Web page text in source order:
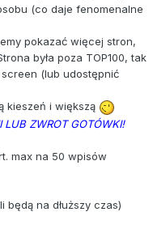
(co daje fenomenalne
pokazać więcej stron,
była poza TOP100, tak
(lub udostępnić
kieszeń i większą
LUB ZWROT GOTÓWKI!
max na 50 wpisów
na dłuższy czas)